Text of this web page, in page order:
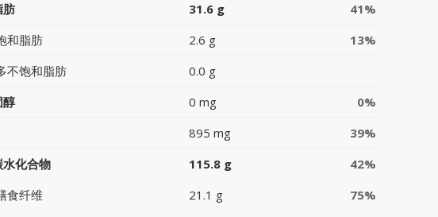
肪 31.6 g
41%
和脂肪
2.6 g
13%
不饱和脂肪
0.0 g
醇
0 mg
0%
895 mg
39%
水化合物
115.8 g
42%
食纤维
21.1 g
75%